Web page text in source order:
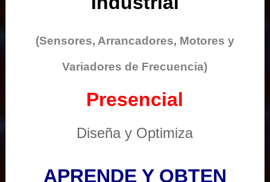
(Sensores, Arrancadores, Motores y
Variadores de Frecuencia)
Presencial
Diseña y Optimiza
APRENDE Y OBTEN